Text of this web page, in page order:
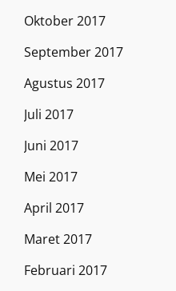
Oktober 2017
September 2017
Agustus 2017
Juli 2017
Juni 2017
Mei 2017
April 2017
Maret 2017
Februari 2017